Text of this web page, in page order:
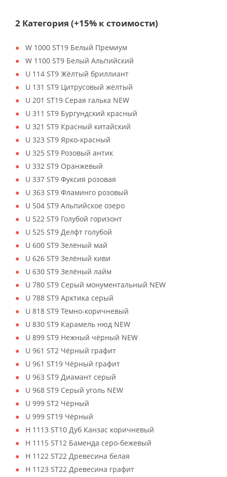
2 Категория (+15% к стоимости)
W 1000 ST19 Белый Премиум
W 1100 ST9 Белый Альпийский
U 114 ST9 Жёлтый бриллиант
U 131 ST9 Цитрусовый жёлтый
U 201 ST19 Серая галька NEW
U 311 ST9 Бургундский красный
U 321 ST9 Красный китайский
U 323 ST9 Ярко-красный
U 325 ST9 Розовый антик
U 332 ST9 Оранжевый
U 337 ST9 Фуксия розовая
U 363 ST9 Фламинго розовый
U 504 ST9 Альпийское озеро
U 522 ST9 Голубой горизонт
U 525 ST9 Делфт голубой
U 600 ST9 Зелёный май
U 626 ST9 Зелёный киви
U 630 ST9 Зелёный лайм
U 780 ST9 Серый монументальный NEW
U 788 ST9 Арктика серый
U 818 ST9 Тёмно-коричневый
U 830 ST9 Карамель нюд NEW
U 899 ST9 Нежный чёрный NEW
U 961 ST2 Чёрный графит
U 961 ST19 Чёрный графит
U 963 ST9 Диамант серый
U 968 ST9 Серый уголь NEW
U 999 ST2 Чёрный
U 999 ST19 Чёрный
H 1113 ST10 Дуб Канзас коричневый
H 1115 ST12 Баменда серо-бежевый
H 1122 ST22 Древесина белая
H 1123 ST22 Древесина графит